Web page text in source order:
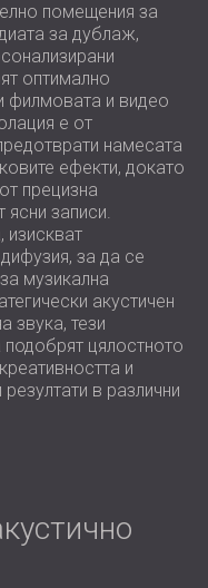
помещения за
за дублаж,
оптимално
филмовата и видео
е от
намесата
ефекти, докато
прецизна
записи.
изискват
за да се
музикална
акустичен
звука, тези
цялостното
и
в различни